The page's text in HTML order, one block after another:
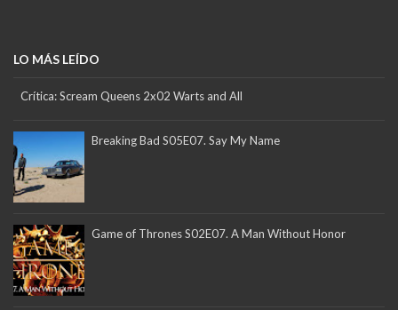
LO MÁS LEÍDO
Crítica: Scream Queens 2x02 Warts and All
Breaking Bad S05E07. Say My Name
Game of Thrones S02E07. A Man Without Honor